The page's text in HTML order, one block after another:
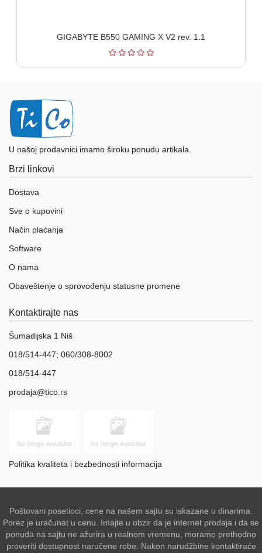
GIGABYTE B550 GAMING X V2 rev. 1.1
U našoj prodavnici imamo široku ponudu artikala.
Brzi linkovi
Dostava
Sve o kupovini
Način plaćanja
Software
O nama
Obaveštenje o sprovođenju statusne promene
Kontaktirajte nas
Šumadijska 1 Niš
018/514-447; 060/308-8002
018/514-447
prodaja@tico.rs
Politika kvaliteta i bezbednosti informacija
Poštovani posetioci, cene na našem sajtu su iskazane u dinarima.
Porez je uračunat u cenu. Imajte u obzir da je internet prodaja i da se
ponuda na sajtu ne ažurira u realnom vremenu, moramo prethodno
proveriti dostupnost naručene robe. Nakon narudžbine kontaktiraće